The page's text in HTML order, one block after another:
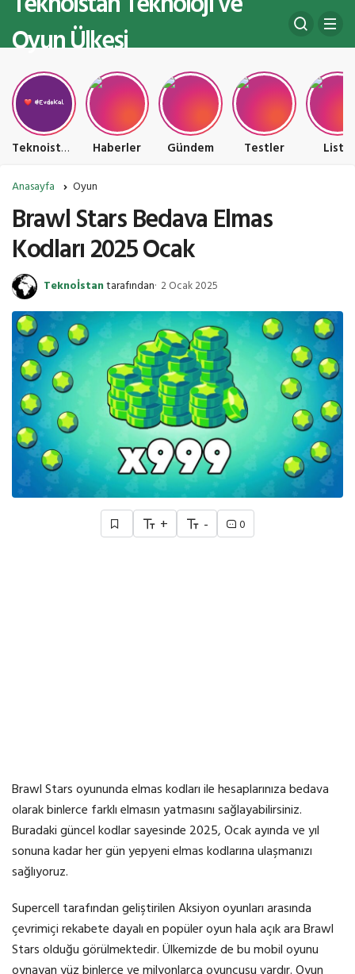
Oyun Ülkesi
Teknoistan Teknoloji ve Oyun Ülkesi Haberler Gündem Testler Liste
Anasayfa Oyun
Brawl Stars Bedava Elmas
Kodları 2025 Ocak
Teknoİstantarafından 2 Ocak 2025
+ - 0
Brawl Stars oyununda elmas kodları ile hesaplarınıza bedava
olarak binlerce farklı elmasın yatmasını sağlayabilirsiniz.
Buradaki güncel kodlar sayesinde 2025, Ocak ayında ve yıl
sonuna kadar her gün yepyeni elmas kodlarına ulaşmanızı
sağlıyoruz.
Supercell tarafından geliştirilen Aksiyon oyunları arasında
çevrimiçi rekabete dayalı en popüler oyun hala açık ara Brawl
Stars olduğu görülmektedir. Ülkemizde de bu mobil oyunu